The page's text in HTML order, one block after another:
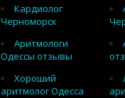
Кардиолог
Черноморск
Аритмологи
Одессы отзывы
Хороший
аритмолог Одесса